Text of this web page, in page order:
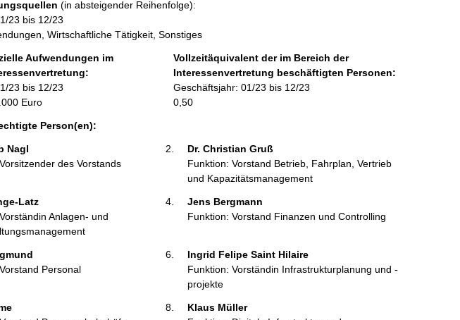
t
n
f
o
r
m
n
(in absteigender Reihenfolge):
23 bis 12/23
Wirtschaftliche Tätigkeit, Sonstiges
Aufwendungen im
23 bis 12/23
Euro
Vollzeitäquivalent der im Bereich der
Interessenvertretung beschäftigten Personen:
Geschäftsjahr: 01/23 bis 12/23
0,50
Person(en):
Nagl
des Vorstands
Dr. Christian Gruß
Funktion: Vorstand Betrieb, Fahrplan, Vertrieb
und Kapazitätsmanagement
Latz
Anlagen- und
Jens Bergmann
Funktion: Vorstand Finanzen und Controlling
Personal
Ingrid Felipe Saint Hilaire
Funktion: Vorständin Infrastrukturplanung und -
projekte
Klaus Müller